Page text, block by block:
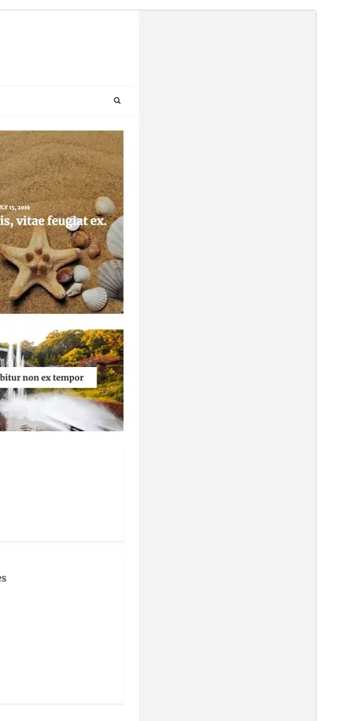
Atnaujinta
Aktyvių instaliacijų
PHP versija
Temos pradinis puslapis